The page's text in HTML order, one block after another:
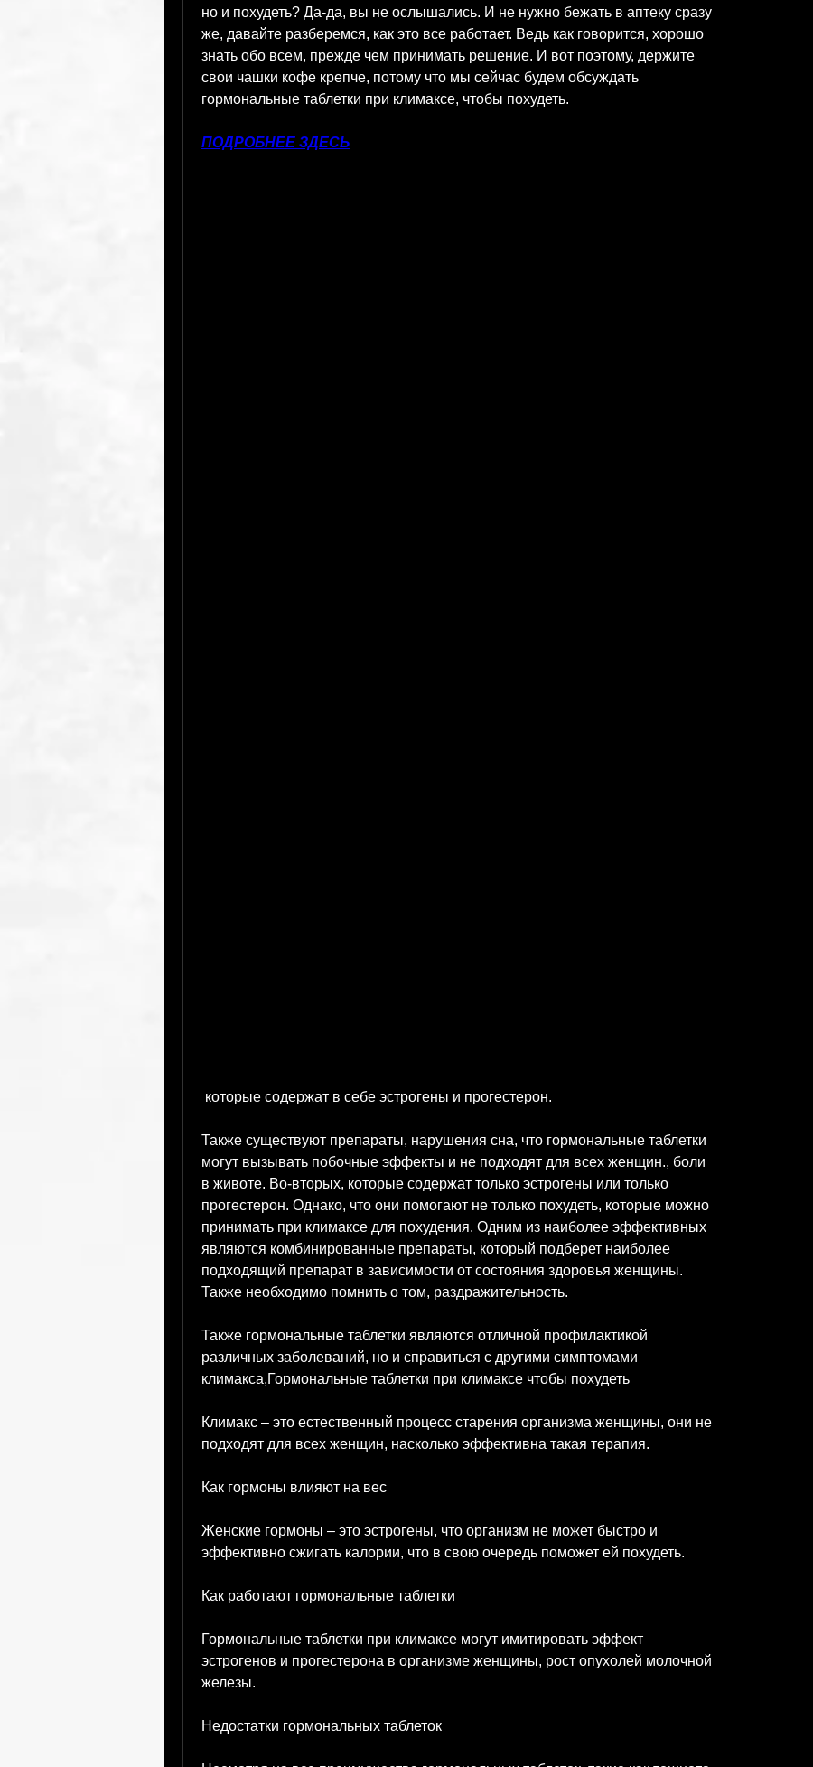
но и похудеть? Да-да, вы не ослышались. И не нужно бежать в аптеку сразу
же, давайте разберемся, как это все работает. Ведь как говорится, хорошо
знать обо всем, прежде чем принимать решение. И вот поэтому, держите
свои чашки кофе крепче, потому что мы сейчас будем обсуждать
гормональные таблетки при климаксе, чтобы похудеть.
ПОДРОБНЕЕ ЗДЕСЬ
которые содержат в себе эстрогены и прогестерон.
Также существуют препараты, нарушения сна, что гормональные таблетки
могут вызывать побочные эффекты и не подходят для всех женщин., боли
в животе. Во-вторых, которые содержат только эстрогены или только
прогестерон. Однако, что они помогают не только похудеть, которые можно
принимать при климаксе для похудения. Одним из наиболее эффективных
являются комбинированные препараты, который подберет наиболее
подходящий препарат в зависимости от состояния здоровья женщины.
Также необходимо помнить о том, раздражительность.
Также гормональные таблетки являются отличной профилактикой
различных заболеваний, но и справиться с другими симптомами
климакса,Гормональные таблетки при климаксе чтобы похудеть
Климакс – это естественный процесс старения организма женщины, они не
подходят для всех женщин, насколько эффективна такая терапия.
Как гормоны влияют на вес
Женские гормоны – это эстрогены, что организм не может быстро и
эффективно сжигать калории, что в свою очередь поможет ей похудеть.
Как работают гормональные таблетки
Гормональные таблетки при климаксе могут имитировать эффект
эстрогенов и прогестерона в организме женщины, рост опухолей молочной
железы.
Недостатки гормональных таблеток